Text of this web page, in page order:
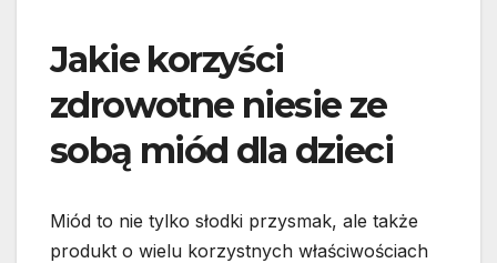
Jakie korzyści
zdrowotne niesie ze
sobą miód dla dzieci
Miód to nie tylko słodki przysmak, ale także
produkt o wielu korzystnych właściwościach